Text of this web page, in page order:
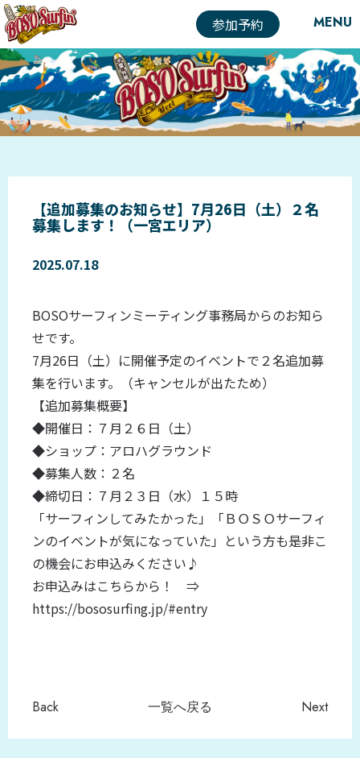
参加予約 MENU
【追加募集のお知らせ】7月26日（土）２名
募集します！（一宮エリア）
2025.07.18
BOSOサーフィンミーティング事務局からのお知ら
せです。
7月26日（土）に開催予定のイベントで２名追加募
集を行います。（キャンセルが出たため）
【追加募集概要】
◆開催日：７月２６日（土）
◆ショップ：アロハグラウンド
◆募集人数：２名
◆締切日：７月２３日（水）１５時
「サーフィンしてみたかった」「ＢＯＳＯサーフィ
ンのイベントが気になっていた」という方も是非こ
の機会にお申込みください♪
お申込みはこちらから！ ⇒
https://bososurfing.jp/#entry
Back 一覧へ戻る Next